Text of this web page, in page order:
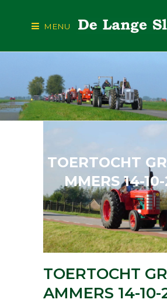
MENU
TOERTOCHT
MMERS 14-
TOERTOCHT
AMMERS 14-10-